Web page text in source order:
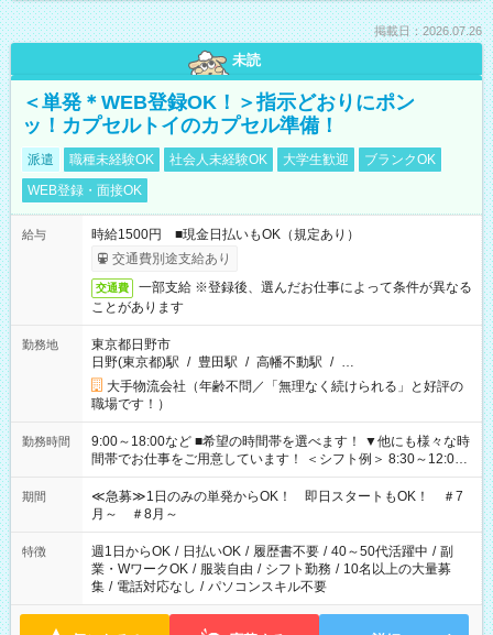
掲載日：2026.07.26
未読
＜単発＊WEB登録OK！＞指示どおりにポン
ッ！カプセルトイのカプセル準備！
派遣 職種未経験OK 社会人未経験OK 大学生歓迎
ブランクOK
WEB登録・面接OK
給与
時給1500円 ■現金日払いもOK（規定あり）
交通費別途支給あり
交通費
一部支給 ※登録後、選んだお仕事によって条件が異なる
ことがあります
勤務地
東京都日野市
日野(東京都)駅 / 豊田駅 / 高幡不動駅 / …
大手物流会社（年齢不問／「無理なく続けられる」と好評の
職場です！）
勤務時間
9:00～18:00など ■希望の時間帯を選べます！ ▼他にも様々な時
間帯でお仕事をご用意しています！ ＜シフト例＞ 8:30～12:00
17:00～22:00 13:00～22:00 22:00～翌6:00 など
期間
≪急募≫1日のみの単発からOK！ 即日スタートもOK！ ＃7
月～ ＃8月～
特徴 週1日からOK / 日払いOK / 履歴書不要 / 40～50代活躍中 / 副
業・WワークOK / 服装自由 / シフト勤務 / 10名以上の大量募
集 / 電話対応なし / パソコンスキル不要